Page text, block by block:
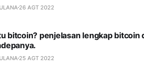
26 AGT 2022
bitcoin? penjelasan lengkap bitcoin
25 AGT 2022